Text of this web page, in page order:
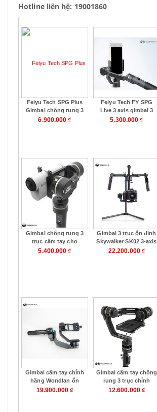
Hotline liên hệ: 19001860
Feiyu Tech SPG Plus
Gimbal chống rung 3
trục cầm tay cho
6.900.000 ₫
Feiyu Tech FY SPG
Live 3 axis gimbal 3
trục cầm tay cho
5.300.000 ₫
Gimbal chống rung 3
trục cầm tay cho
Action Camera Sony
5.400.000 ₫
Gimbal 3 trục ổn định
Skywalker SK02 3-axis
gimbal stabilizer
22.200.000 ₫
Gimbal cầm tay chính
hãng Wondlan ổn
định 3 trục SK01
19.900.000 ₫
Gimbal cầm tay chống
rung 3 trục chính
hãng Feiyu MG Lite
12.600.000 ₫